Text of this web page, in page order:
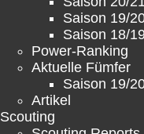
Saison 19/
Saison 18/
Power-Ranking
Aktuelle Fümfer
Saison 19/
Artikel
Scouting